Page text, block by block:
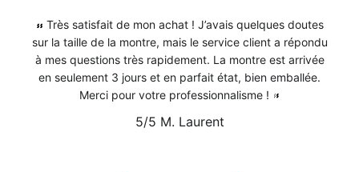
Très satisfait de mon achat ! J’avais quelques doutes
sur la taille de la montre, mais le service client a répondu
à mes questions très rapidement. La montre est arrivée
en seulement 3 jours et en parfait état, bien emballée.
Merci pour votre professionnalisme !
5/5 M. Laurent